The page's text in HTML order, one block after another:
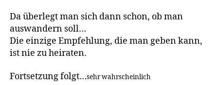
Da überlegt man sich dann schon, ob man
auswandern soll…
Die einzige Empfehlung, die man geben kann,
ist nie zu heiraten.
Fortsetzung folgt…sehr wahrscheinlich